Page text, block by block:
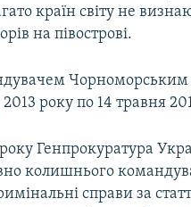
країн світу не
на півострові.
2013 року по 14 травня
Генпрокуратура
колишнього
справи за